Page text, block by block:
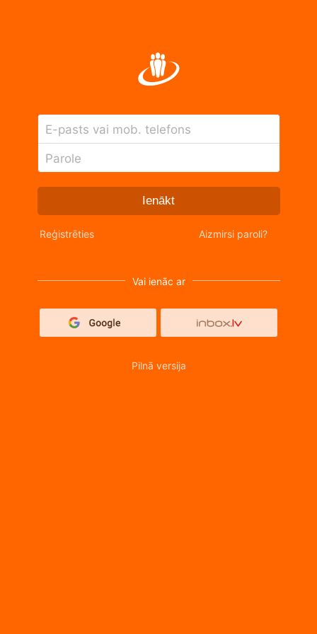
E-pasts vai mob. telefons
Parole
Ienākt
Reģistrēties Aizmirsi paroli?
Vai ienāc ar
Pilnā versija